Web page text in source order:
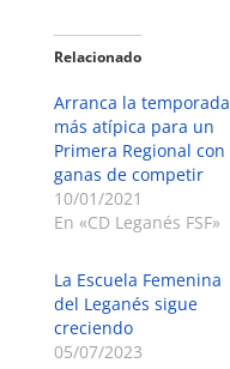
Relacionado
Arranca la temporada
más atípica para un
Primera Regional con
ganas de competir
10/01/2021
En «CD Leganés FSF»
La Escuela Femenina
del Leganés sigue
creciendo
05/07/2023